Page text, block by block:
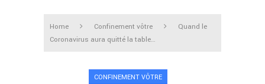
Home Confinement vôtre
Quand le
Coronavirus aura quitté la table…
CONFINEMENT VÔTRE